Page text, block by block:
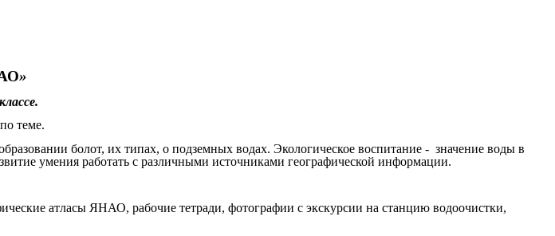
»
классе.
теме.
болот, их типах, о подземных водах. Экологическое воспитание - значение воды в
умения работать с различными источниками географической информации.
атласы ЯНАО, рабочие тетради, фотографии с экскурсии на станцию водоочистки,